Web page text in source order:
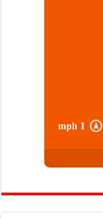
1 mph